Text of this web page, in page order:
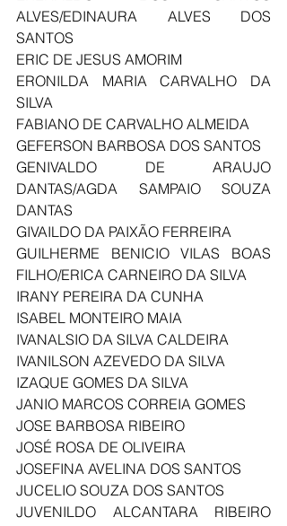
ALVES/EDINAURA ALVES DOS
SANTOS
ERIC DE JESUS AMORIM
ERONILDA MARIA CARVALHO DA
SILVA
FABIANO DE CARVALHO ALMEIDA
GEFERSON BARBOSA DOS SANTOS
GENIVALDO DE ARAUJO
DANTAS/AGDA SAMPAIO SOUZA
DANTAS
GIVAILDO DA PAIXÃO FERREIRA
GUILHERME BENICIO VILAS BOAS
FILHO/ERICA CARNEIRO DA SILVA
IRANY PEREIRA DA CUNHA
ISABEL MONTEIRO MAIA
IVANALSIO DA SILVA CALDEIRA
IVANILSON AZEVEDO DA SILVA
IZAQUE GOMES DA SILVA
JANIO MARCOS CORREIA GOMES
JOSE BARBOSA RIBEIRO
JOSÉ ROSA DE OLIVEIRA
JOSEFINA AVELINA DOS SANTOS
JUCELIO SOUZA DOS SANTOS
JUVENILDO ALCANTARA RIBEIRO